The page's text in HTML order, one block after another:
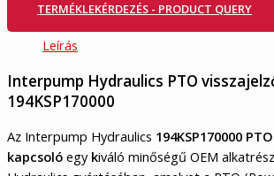
TERMÉKLEKÉRDEZÉS - PRODUCT QUERY
Leírás
Interpump Hydraulics PTO
194KSP170000
Az Interpump Hydraulics 194KSP170000
kapcsoló egy kiváló minőségű OEM